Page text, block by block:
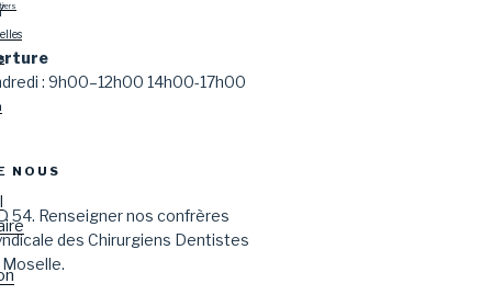
: 9h00–12h00 14h00-17h00
NOUS
54. Renseigner nos confrères
des Chirurgiens Dentistes